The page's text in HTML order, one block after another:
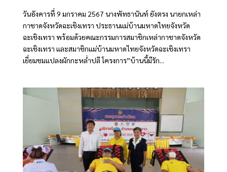
วันอังคารที่ 9 มกราคม 2567 นางพัทธานันท์ ยังตรง นายกเหล่า
กาชาดจังหวัดฉะเชิงเทรา ประธานแม่บ้านมหาดไทยจังหวัด
ฉะเชิงเทรา พร้อมด้วยคณะกรรมการสมาชิกเหล่ากาชาดจังหวัด
ฉะเชิงเทรา และสมาชิกแม่บ้านมหาดไทยจังหวัดฉะเชิงเทรา
เยี่ยมชมแปลงผักกะหล่ำปลี โครงการ”บ้านนี้มีรัก...